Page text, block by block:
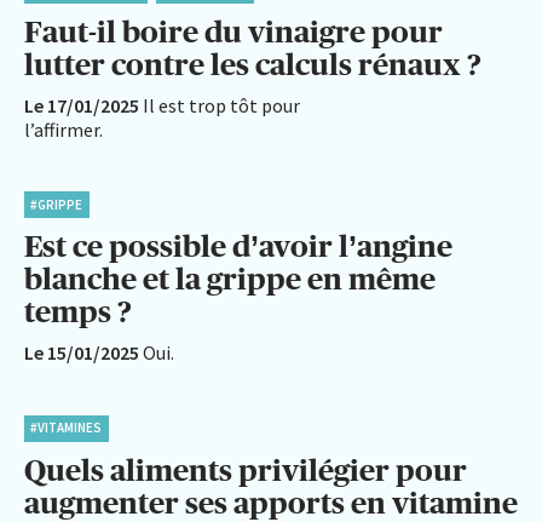
Faut-il boire du vinaigre pour
lutter contre les calculs rénaux ?
Le 17/01/2025 Il est trop tôt pour
l’affirmer.
#GRIPPE
Est ce possible d’avoir l’angine
blanche et la grippe en même
temps ?
Le 15/01/2025 Oui.
#VITAMINES
Quels aliments privilégier pour
augmenter ses apports en vitamine